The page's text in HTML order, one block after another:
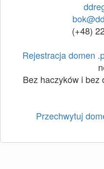
(+48)
Rejestracja domen
Bez haczyków i bez
Przechwytuj